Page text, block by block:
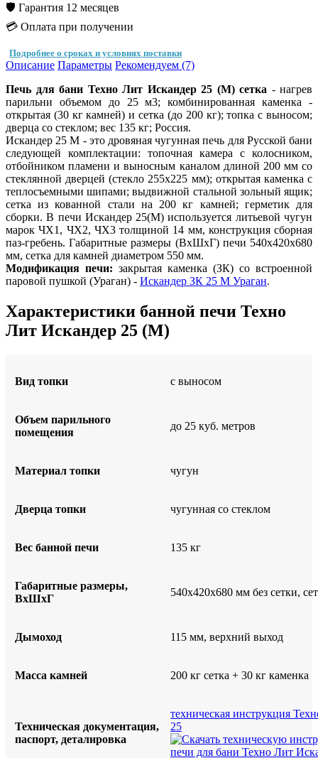
🛡️ Гарантия 12 месяцев
💳 Оплата при получении
Подробнее о сроках и условиях поставки
Описание Параметры Рекомендуем (7)
Печь для бани Техно Лит Искандер 25 (М) сетка - нагрев
парильни объемом до 25 м3; комбинированная каменка -
открытая (30 кг камней) и сетка (до 200 кг); топка с выносом;
дверца со стеклом; вес 135 кг; Россия.
Искандер 25 М - это дровяная чугунная печь для Русской бани
следующей комплектации: топочная камера с колосником,
отбойником пламени и выносным каналом длиной 200 мм со
стеклянной дверцей (стекло 255x225 мм); открытая каменка с
теплосъемными шипами; выдвижной стальной зольный ящик;
сетка из кованной стали на 200 кг камней; герметик для
сборки. В печи Искандер 25(М) используется литьевой чугун
марок ЧХ1, ЧХ2, ЧХ3 толщиной 14 мм, конструкция сборная
паз-гребень. Габаритные размеры (ВxШxГ) печи 540x420x680
мм, сетка для камней диаметром 550 мм.
Модификация печи: закрытая каменка (ЗК) со встроенной
паровой пушкой (Ураган) - Искандер ЗК 25 М Ураган.
Характеристики банной печи Техно
Лит Искандер 25 (М)
Вид топки с выносом
Объем парильного
помещения
до 25 куб. метров
Материал топки чугун
Дверца топки чугунная со стеклом
Вес банной печи 135 кг
Габаритные размеры,
ВxШxГ
540x420x680 мм без сетки,
Дымоход 115 мм, верхний выход
Масса камней 200 кг сетка + 30 кг каменка
Техническая документация,
паспорт, деталировка
техническая инструкция
25